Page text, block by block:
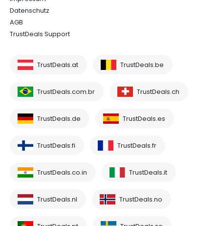
Datenschutz
AGB
TrustDeals Support
TrustDeals.at TrustDeals.be
TrustDeals.com.br TrustDeals.ch
TrustDeals.de TrustDeals.es
TrustDeals.fi TrustDeals.fr
TrustDeals.co.in TrustDeals.it
TrustDeals.nl TrustDeals.no